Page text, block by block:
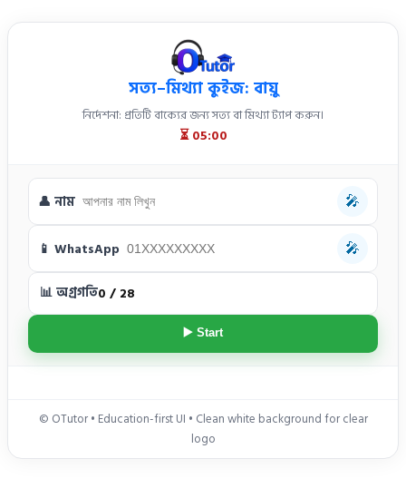
সত্য–মিথ্যা কুইজ: বায়ু
নির্দেশনা: প্রতিটি বাক্যের জন্য সত্য বা মিথ্যা ট্যাপ করুন।
⏳ 05:00
👤 নাম 🎤
📱 WhatsApp 🎤
📊 অগ্রগতি0 / 28
▶️ Start
© OTutor • Education-first UI • Clean white background for clear
logo